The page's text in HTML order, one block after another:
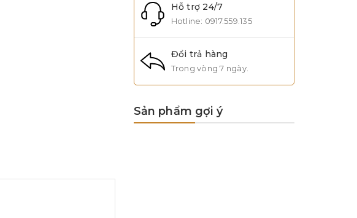
Hỗ trợ 24/7
Hotline: 0917.559.135
Đổi trả hàng
Trong vòng 7 ngày.
Sản phẩm gợi ý